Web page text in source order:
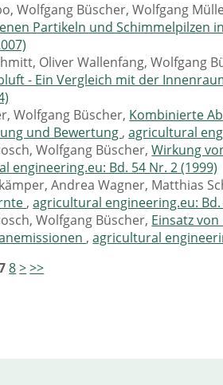
Wolfgang Büscher, Wolfgang
Partikeln und Schimmelpilzen
Oliver Wallenfang, Wolfgang
- Ein Vergleich mit der
Wolfgang Büscher, Kombinierte
und Bewertung ,agricultural
Wolfgang Büscher,Wirkung
engineering.eu: Bd. 54 Nr. 2 (1999)
Andrea Wagner, Matthias
,agricultural engineering.eu: Bd.
Wolfgang Büscher, Einsatz
,agricultural
8>>>